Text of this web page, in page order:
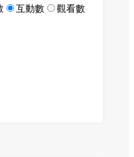
互動數 觀看數